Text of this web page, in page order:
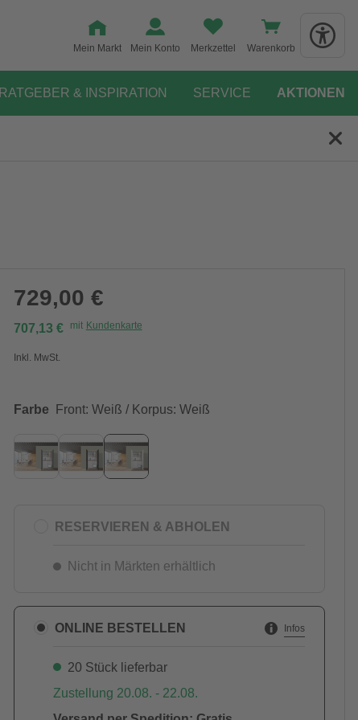
Mein Markt Mein Konto Merkzettel Warenkorb
RATGEBER & INSPIRATION SERVICE AKTIONEN
729,00 €
707,13 € mit Kundenkarte
Inkl. MwSt.
Farbe Front: Weiß / Korpus: Weiß
RESERVIEREN & ABHOLEN
Nicht in Märkten erhältlich
ONLINE BESTELLEN Infos
20 Stück lieferbar
Zustellung 20.08. - 22.08.